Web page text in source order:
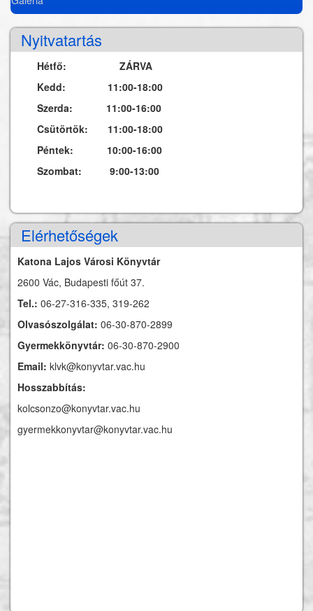
Nyitvatartás
Hétfő: ZÁRVA
Kedd: 11:00-18:00
Szerda: 11:00-16:00
Csütörtök: 11:00-18:00
Péntek: 10:00-16:00
Szombat: 9:00-13:00
Elérhetőségek
Katona Lajos Városi Könyvtár
2600 Vác, Budapesti főút 37.
Tel.: 06-27-316-335, 319-262
Olvasószolgálat: 06-30-870-2899
Gyermekkönyvtár: 06-30-870-2900
Email: klvk@konyvtar.vac.hu
Hosszabbítás:
kolcsonzo@konyvtar.vac.hu
gyermekkonyvtar@konyvtar.vac.hu